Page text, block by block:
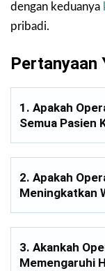
dengan keduanya
pribadi.
Pertanyaan
1. Apakah
Semua Pasien
2. Apakah
Meningkatkan
3. Akankah
Memengaruhi